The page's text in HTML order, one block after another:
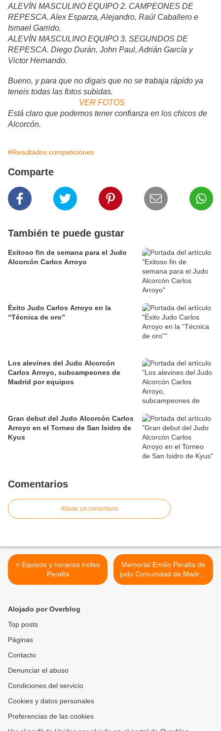
ALEVÍN MASCULINO EQUIPO 2. CAMPEONES DE
REPESCA. Alex Esparza, Alejandro, Raúl Caballero e
Ismael Garrido.
ALEVÍN MASCULINO EQUIPO 3. SEGUNDOS DE
REPESCA. Diego Durán, John Paul, Adrián García y
Victor Hernando.
Bueno, y para que no digais que no se trabaja rápido ya
teneis todas las fotos subidas.
VER FOTOS
Está claro que podemos tener confianza en los chicos de
Alcorcón.
#Resultados competiciónes
Comparte
También te puede gustar
Exitoso fin de semana para el Judo
Alcorcón Carlos Arroyo
Éxito Judo Carlos Arroyo en la
“Técnica de oro”
Los alevines del Judo Alcorcón
Carlos Arroyo, subcampeones de
Madrid por equipos
Gran debut del Judo Alcorcón Carlos
Arroyo en el Torneo de San Isidro de
Kyus
Comentarios
Añade un comentario
< Equipos y horarios trofeo
Peralta
Memorial Emilio Peralta de
judo Comunidad de Madrid.
>
Alojado por Overblog
Top posts
Páginas
Contacto
Denunciar el abuso
Condiciones del servicio
Cookies y datos personales
Preferencias de las cookies